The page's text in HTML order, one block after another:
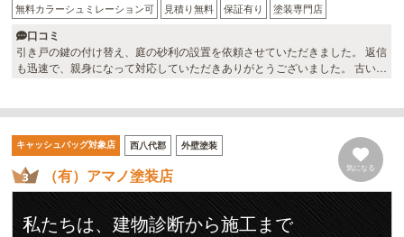
無料カラーシュミレーション可 見積り無料 保証有り 塗装専門店
口コミ
引き戸の鍵の付け替え、庭の砂利の設置を依頼させていただきました。 返信
も迅速で、親身になって対応していただきありがとうございました。 古い家
キャッシュバッグ対象店 西八代郡 外壁塗装
（有）アマノ塗装店 気になる
私たちは、建物診断から施工まで